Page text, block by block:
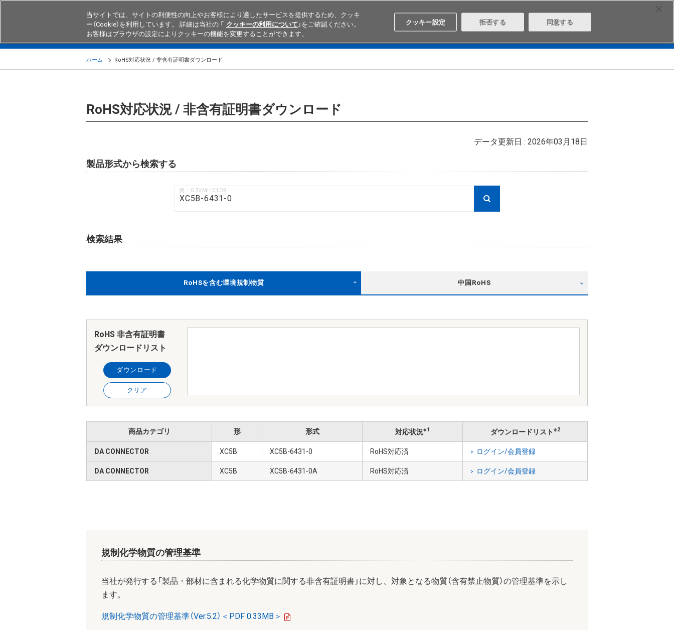
Japan Search
製品 業界・用途別商品 知る・学ぶ テクニカルサポート
ホーム RoHS対応状況 / 非含有証明書ダウンロード
RoHS対応状況 / 非含有証明書ダウンロード
データ更新日 : 2026年03月18日
製品形式から検索する
例：G3VM-101DR
検索結果
RoHSを含む環境規制物質 中国RoHS
RoHS 非含有証明書
ダウンロードリスト
ダウンロード
クリア
商品カテゴリ 形 形式 対応状況※1 ダウンロードリスト ※2
DA CONNECTOR XC5B XC5B-6431-0 RoHS対応済 ログイン/会員登録
DA CONNECTOR XC5B XC5B-6431-0A RoHS対応済 ログイン/会員登録
規制化学物質の管理基準
当社が発行する「製品・部材に含まれる化学物質に関する非含有証明書」に対し、対象となる物質（含有禁止物質）の管理基準を示し
ます。
規制化学物質の管理基準（Ver.5.2）＜PDF 0.33MB＞
当サイトでは、サイトの利便性の向上やお客様により適したサービスを提供するため、クッキ
ー（Cookie）を利用しています。 詳細は当社の 「 クッキーの利用について 」をご確認ください。
お客様はブラウザの設定によりクッキーの機能を変更することができます。
クッキー設定 拒否する 同意する